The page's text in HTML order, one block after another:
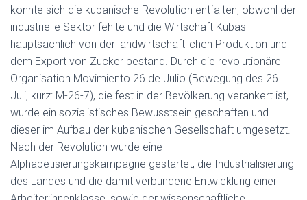
konnte sich die kubanische Revolution entfalten, obwohl der
industrielle Sektor fehlte und die Wirtschaft Kubas
hauptsächlich von der landwirtschaftlichen Produktion und
dem Export von Zucker bestand. Durch die revolutionäre
Organisation Movimiento 26 de Julio (Bewegung des 26.
Juli, kurz: M-26-7), die fest in der Bevölkerung verankert ist,
wurde ein sozialistisches Bewusstsein geschaffen und
dieser im Aufbau der kubanischen Gesellschaft umgesetzt.
Nach der Revolution wurde eine
Alphabetisierungskampagne gestartet, die Industrialisierung
des Landes und die damit verbundene Entwicklung einer